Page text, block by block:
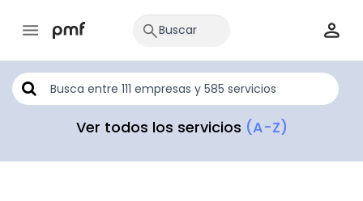
Ver todos los servicios (A-Z)